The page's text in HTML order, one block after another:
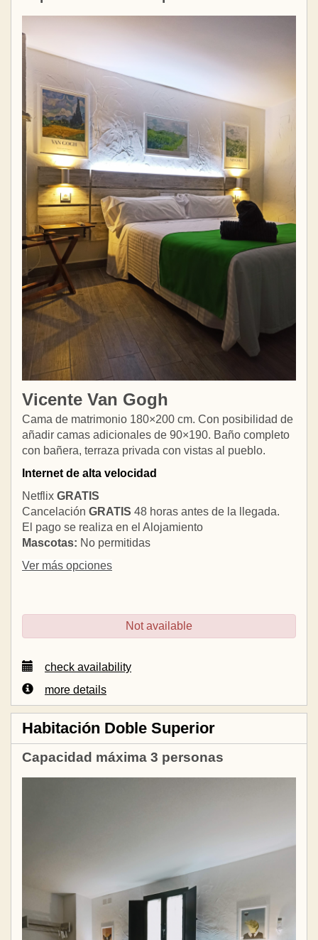
Vicente Van Gogh
Cama de matrimonio 180×200 cm. Con posibilidad de
añadir camas adicionales de 90×190. Baño completo
con bañera, terraza privada con vistas al pueblo.
Internet de alta velocidad
Netflix GRATIS
Cancelación GRATIS 48 horas antes de la llegada.
El pago se realiza en el Alojamiento
Mascotas: No permitidas
Ver más opciones
Not available
check availability
more details
Habitación Doble Superior
Capacidad máxima 3 personas